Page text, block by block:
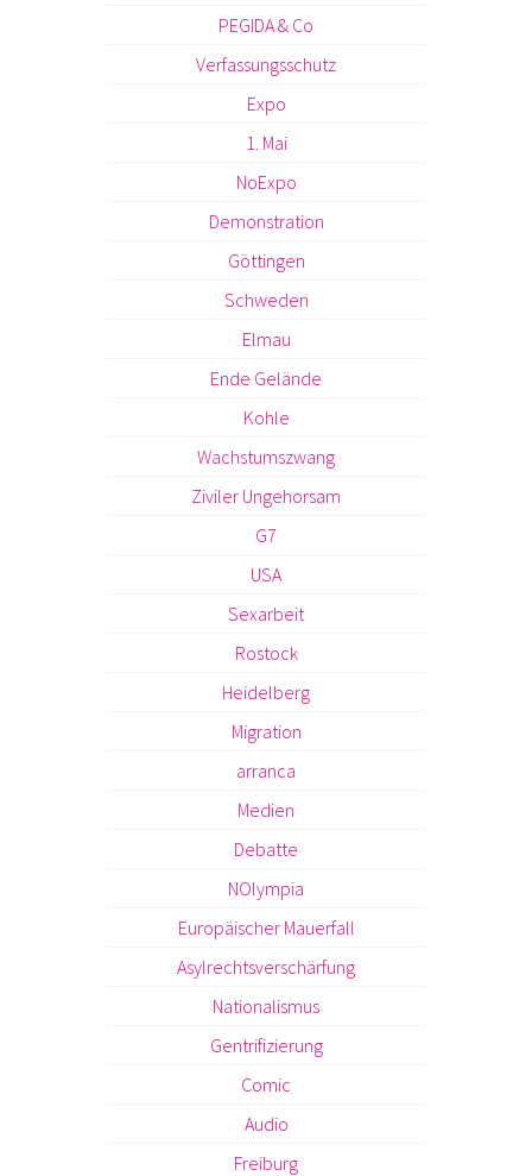
PEGIDA & Co
Verfassungsschutz
Expo
1. Mai
NoExpo
Demonstration
Göttingen
Schweden
Elmau
Ende Gelände
Kohle
Wachstumszwang
Ziviler Ungehorsam
G7
USA
Sexarbeit
Rostock
Heidelberg
Migration
arranca
Medien
Debatte
NOlympia
Europäischer Mauerfall
Asylrechtsverschärfung
Nationalismus
Gentrifizierung
Comic
Audio
Freiburg